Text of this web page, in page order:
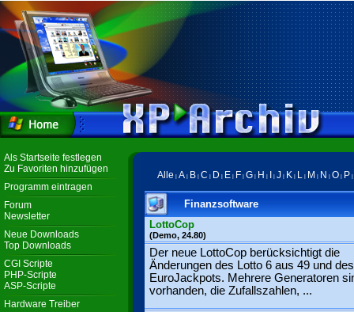
Als Startseite festlegen
Zu Favoriten hinzufügen
Programm eintragen
Forum
Newsletter
Neue Downloads
Top Downloads
CGI Scripte
PHP-Scripte
ASP-Scripte
Hardware Treiber
Alle A B C D E F G H J K L M N O P
Finanzsoftware
LottoCop
(Demo, 24.80)
Der neue LottoCop berücksichtigt die
Änderungen des Lotto 6 aus 49 und des
EuroJackpots. Mehrere Generatoren
vorhanden, die Zufallszahlen, ...